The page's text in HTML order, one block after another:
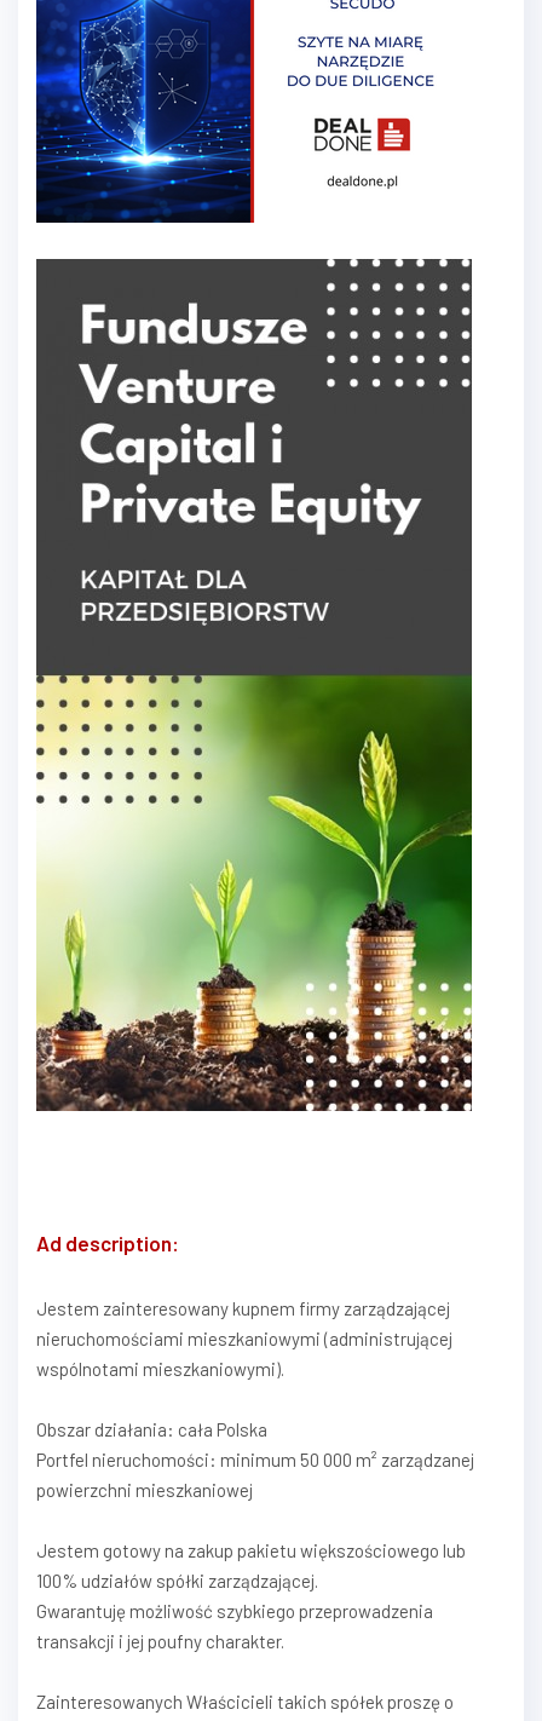
Ad description:
Jestem zainteresowany kupnem firmy zarządzającej
nieruchomościami mieszkaniowymi (administrującej
wspólnotami mieszkaniowymi).
Obszar działania: cała Polska
Portfel nieruchomości: minimum 50 000 m² zarządzanej
powierzchni mieszkaniowej
Jestem gotowy na zakup pakietu większościowego lub
100% udziałów spółki zarządzającej.
Gwarantuję możliwość szybkiego przeprowadzenia
transakcji i jej poufny charakter.
Zainteresowanych Właścicieli takich spółek proszę o